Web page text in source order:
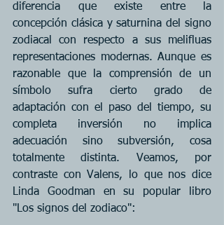
diferencia que existe entre la
concepción clásica y saturnina del signo
zodiacal con respecto a sus melifluas
representaciones modernas. Aunque es
razonable que la comprensión de un
símbolo sufra cierto grado de
adaptación con el paso del tiempo, su
completa inversión no implica
adecuación sino subversión, cosa
totalmente distinta. Veamos, por
contraste con Valens, lo que nos dice
Linda Goodman en su popular libro
"Los signos del zodiaco":